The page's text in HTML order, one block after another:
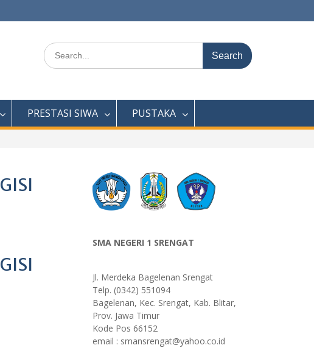
Search
for:
PRESTASI SIWA PUSTAKA
SMA NEGERI 1 SRENGAT
Jl. Merdeka Bagelenan Srengat
Telp. (0342) 551094
Bagelenan, Kec. Srengat, Kab. Blitar,
Prov. Jawa Timur
Kode Pos 66152
email : smansrengat@yahoo.co.id